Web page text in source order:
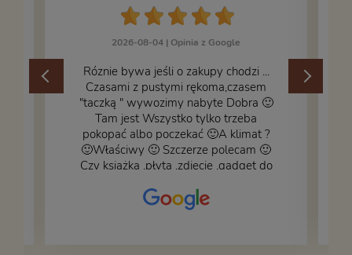
2026-08-04 | Opinia z Google
Róznie bywa jeśli o zakupy chodzi ...
Czasami z pustymi rękoma,czasem
"taczką " wywozimy nabyte Dobra 🙂
Tam jest Wszystko tylko trzeba
pokopać albo poczekać 🙂A klimat ?
🙂Właściwy 🙂 Szczerze polecam 🙂
Czy książka ,płyta ,zdjęcie ,gadget do
bank 🙂